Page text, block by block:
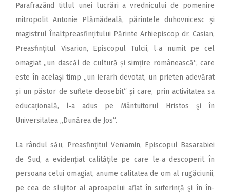
Parafrazând titlul unei lucrări a vrednicului de pomenire
mitropolit Antonie Plămădeală, părintele duhovnicesc și
magistrul Înaltpreasfințitului Părinte Arhiepiscop dr. Casian,
Preasfințitul Visarion, Episcopul Tulcii, l‑a numit pe cel
omagiat „un dascăl de cultură și simțire românească“, care
este în același timp „un ierarh devotat, un prieten adevărat
și un păstor de suflete deosebit“ și care, prin activitatea sa
educațională, l‑a adus pe Mântuitorul Hristos şi în
Universitatea „Dunărea de Jos“.
La rândul său, Preasfințitul Veniamin, Episcopul Basarabiei
de Sud, a evidențiat calitățile pe care le‑a descoperit în
persoana celui omagiat, anume calitatea de om al rugăciunii,
pe cea de slujitor al aproapelui aflat în suferință şi în în­